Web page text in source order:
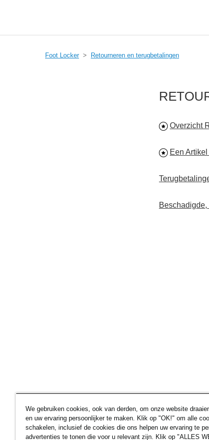
Foot Locker Retourneren en terugbetalingen
Overzicht
Een
We gebruiken cookies, ook van derden, om onze website
en uw ervaring persoonlijker te maken. Klik op "OK!" om alle
schakelen, inclusief de cookies die ons helpen uw ervaring te
advertenties te tonen die voor u relevant zijn. Klik op "ALLES